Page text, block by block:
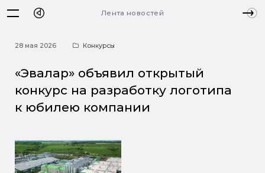
Лента новостей
28 мая 2026 Конкурсы
«Эвалар» объявил открытый
конкурс на разработку логотипа
к юбилею компании